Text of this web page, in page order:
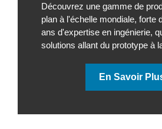
Découvrez une gamme de
plan à l'échelle mondiale, forte
ans d'expertise en ingénierie,
solutions allant du prototype à
En Savoir